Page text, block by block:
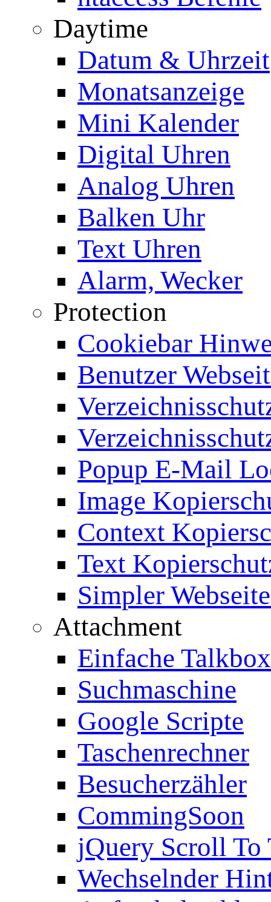
Daytime
Datum & Uhrzeit
Monatsanzeige
Mini Kalender
Digital Uhren
Analog Uhren
Balken Uhr
Text Uhren
Alarm, Wecker
Protection
Cookiebar
Benutzer
Popup E-Mail
Image
Context
Text
Simpler
Attachment
Einfache Talkbox
Suchmaschine
Google Scripte
Taschenrechner
Besucherzähler
CommingSoon
jQuery Scroll To
Wechselnder